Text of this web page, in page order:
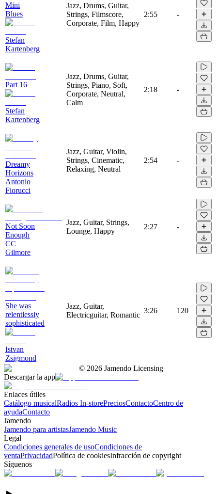
Mini
Blues
Stefan
Kartenberg
Jazz, Drums, Guitar,
Strings, Filmscore,
Corporate, Film, Happy
2:55 -
Part 16
Stefan
Kartenberg
Jazz, Drums, Guitar,
Strings, Piano, Soft,
Corporate, Neutral,
Calm
2:18 -
Dreamy
Horizons
Antonio
Fiorucci
Jazz, Guitar, Violin,
Strings, Cinematic,
Relaxing, Neutral
2:54 -
Not Soon
Enough
CC
Gilmore
Jazz, Guitar, Strings,
Lounge, Happy
2:27 -
She was
relentlessly
sophisticated
Istvan
Zsigmond
Jazz, Guitar,
Electricguitar, Romantic
3:26 120
© 2026 Jamendo Licensing
Descargar la app
Enlaces útiles
Catálogo musicalRadios In-storePreciosContactoCentro de
ayudaContacto
Jamendo
Jamendo para artistasJamendo Music
Legal
Condiciones generales de usoCondiciones de
ventaPrivacidadPolítica de cookiesInfracción de copyright
Síguenos